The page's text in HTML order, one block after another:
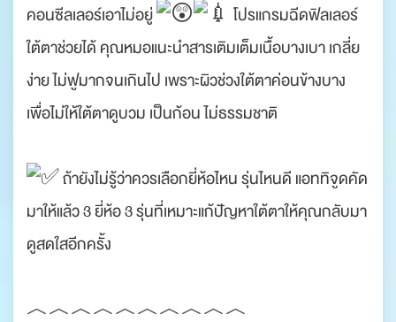
คอนซีลเลอร์เอาไม่อยู่
โปรแกรมฉีดฟิลเลอร์
ใต้ตาช่วยได้ คุณหมอแนะนำสารเติมเต็มเนื้อบางเบา เกลี่ย
ง่าย ไม่ฟูมากจนเกินไป เพราะผิวช่วงใต้ตาค่อนข้างบาง
เพื่อไม่ให้ใต้ตาดูบวม เป็นก้อน ไม่ธรรมชาติ
ถ้ายังไม่รู้ว่าควรเลือกยี่ห้อไหน รุ่นไหนดี แอททิจูดคัด
มาให้แล้ว 3 ยี่ห้อ 3 รุ่นที่เหมาะแก้ปัญหาใต้ตาให้คุณกลับมา
ดูสดใสอีกครั้ง
︿︿︿︿︿︿︿︿︿︿